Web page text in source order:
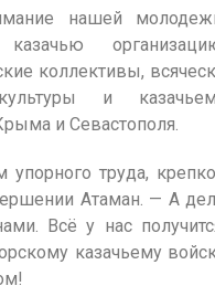
нашей
коллективы,
и
и Севастополя.
труда,
Атаман. — А
Всё у нас
казачьему